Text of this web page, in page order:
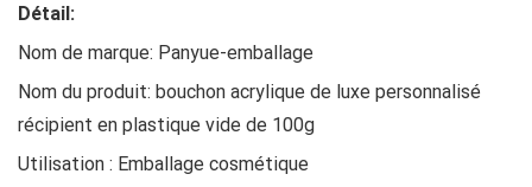
Détail:
Nom de marque: Panyue-emballage
Nom du produit: bouchon acrylique de luxe personnalisé
récipient en plastique vide de 100g
Utilisation : Emballage cosmétique